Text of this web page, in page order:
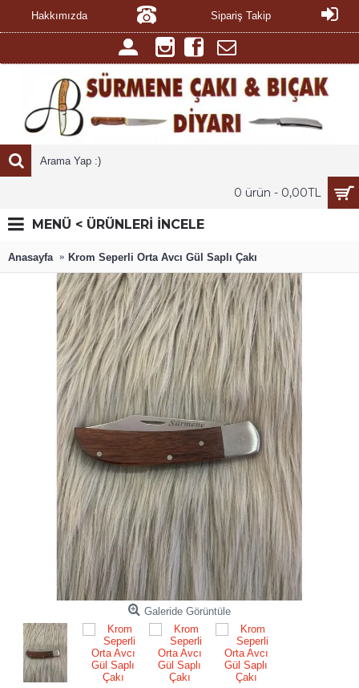
Hakkımızda Sipariş Takip
0 ürün - 0,00TL
MENÜ < ÜRÜNLERİ İNCELE
Anasayfa Krom Seperli Orta Avcı Gül Saplı Çakı
Galeride Görüntüle